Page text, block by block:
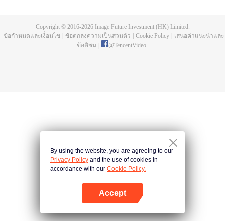
การลอบสังหารที่ไม่อาจคาดเดานี้ได้อย่างไร
Copyright © 2016-2026Image Future Investment (HK) Limited.
ข้อกำหนดและเงื่อนไข
ข้อตกลงความเป็นส่วนตัว Cookie Policy
เสนอคำแนะนำและ
ข้อติชม
@TencentVideo
By using the website, you are agreeing to our
Privacy Policy and the use of cookies in
accordance with our Cookie Policy.
Accept